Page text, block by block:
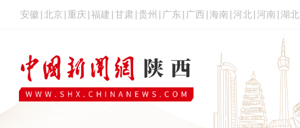
安徽 北京 重庆 福建 甘肃 贵州 广东 广西 海南 河北 河南 湖北